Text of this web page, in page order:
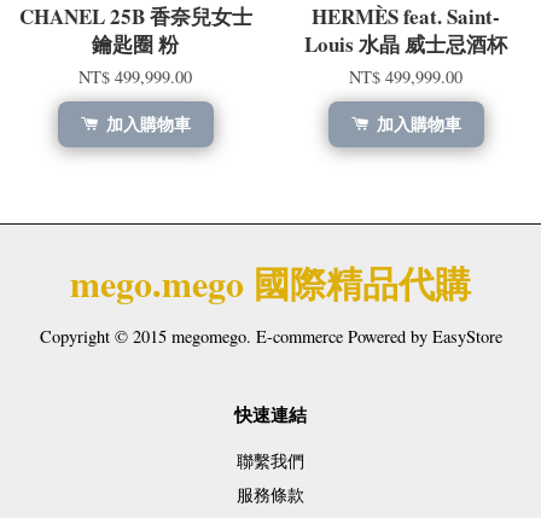
CHANEL 25B 香奈兒女士
鑰匙圈 粉
NT$ 499,999.00
加入購物車
HERMÈS feat. Saint-
Louis 水晶 威士忌酒杯
NT$ 499,999.00
加入購物車
mego.mego 國際精品代購
Copyright © 2015 megomego. E-commerce Powered by EasyStore
快速連結
聯繫我們
服務條款